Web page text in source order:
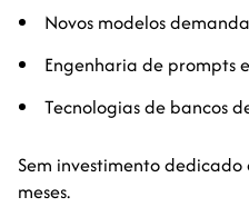
Novos modelos
Engenharia de prompts
Tecnologias de bancos
Sem investimento
meses.